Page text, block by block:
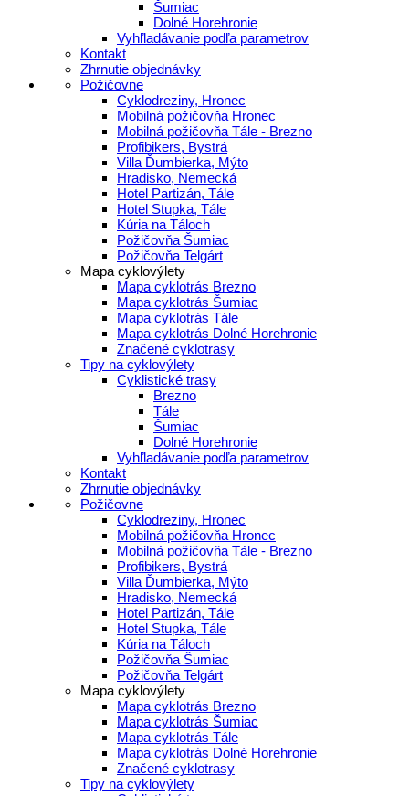
Šumiac
Dolné Horehronie
Vyhľladávanie podľa parametrov
Kontakt
Zhrnutie objednávky
Požičovne
Cyklodreziny, Hronec
Mobilná požičovňa Hronec
Mobilná požičovňa Tále - Brezno
Profibikers, Bystrá
Villa Ďumbierka, Mýto
Hradisko, Nemecká
Hotel Partizán, Tále
Hotel Stupka, Tále
Kúria na Táloch
Požičovňa Šumiac
Požičovňa Telgárt
Mapa cyklovýlety
Mapa cyklotrás Brezno
Mapa cyklotrás Šumiac
Mapa cyklotrás Tále
Mapa cyklotrás Dolné Horehronie
Značené cyklotrasy
Tipy na cyklovýlety
Cyklistické trasy
Brezno
Tále
Šumiac
Dolné Horehronie
Vyhľladávanie podľa parametrov
Kontakt
Zhrnutie objednávky
Požičovne
Cyklodreziny, Hronec
Mobilná požičovňa Hronec
Mobilná požičovňa Tále - Brezno
Profibikers, Bystrá
Villa Ďumbierka, Mýto
Hradisko, Nemecká
Hotel Partizán, Tále
Hotel Stupka, Tále
Kúria na Táloch
Požičovňa Šumiac
Požičovňa Telgárt
Mapa cyklovýlety
Mapa cyklotrás Brezno
Mapa cyklotrás Šumiac
Mapa cyklotrás Tále
Mapa cyklotrás Dolné Horehronie
Značené cyklotrasy
Tipy na cyklovýlety